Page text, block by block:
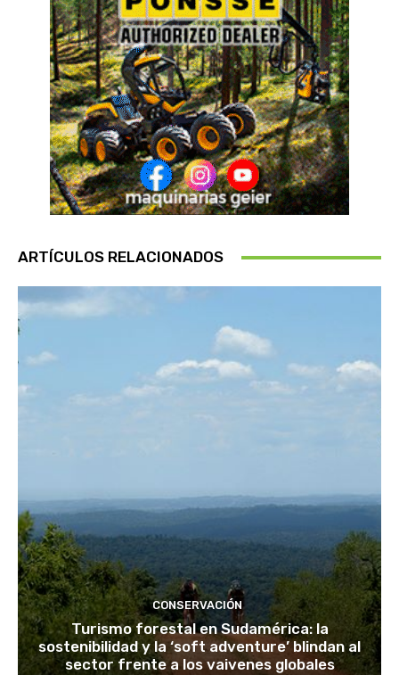
ARTÍCULOS RELACIONADOS
CONSERVACIÓN
Turismo forestal en Sudamérica: la
sostenibilidad y la ‘soft adventure’ blindan al
sector frente a los vaivenes globales